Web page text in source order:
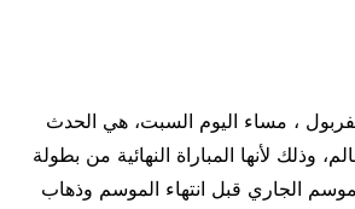
، مساء اليوم السبت، هي الحدث
وذلك لأنها المباراة النهائية من بطولة
الجاري قبل انتهاء الموسم وذهاب